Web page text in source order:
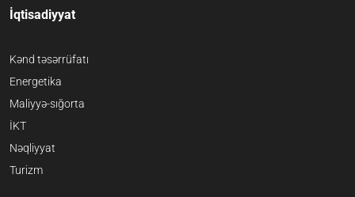
İqtisadiyyat
Kənd təsərrüfatı
Energetika
Maliyyə-sığorta
İKT
Nəqliyyat
Turizm